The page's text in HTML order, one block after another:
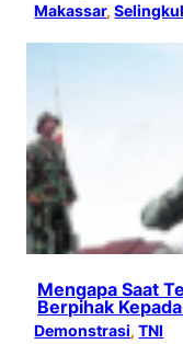
Makassar,
Mengapa Saat
Berpihak
Demonstrasi, TNI